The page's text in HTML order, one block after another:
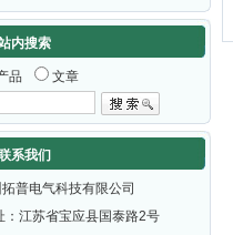
内搜索
品 文章
系我们
普电气科技有限公司
：江苏省宝应县国泰路2号